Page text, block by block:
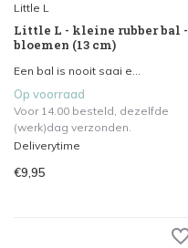
Little L
Little L - kleine rubber bal -
bloemen (13 cm)
Een bal is nooit saai e...
Op voorraad
Voor 14.00 besteld, dezelfde
(werk)dag verzonden.
Deliverytime
€9,95